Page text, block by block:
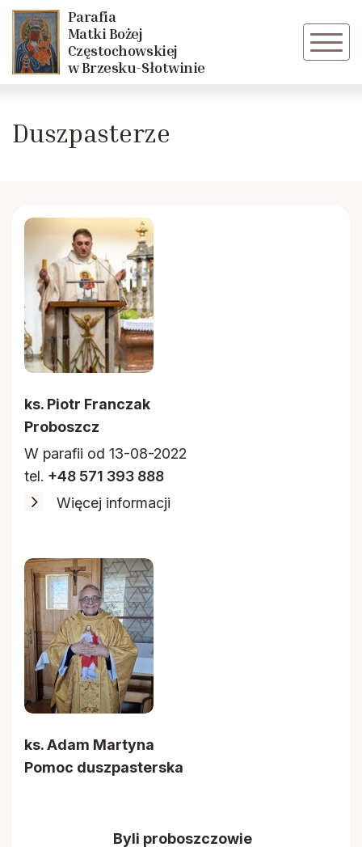
Parafia
Matki Bożej
Częstochowskiej
w Brzesku-Słotwinie
O parafii
Duszpasterze
Historia
Kalendarium
Liturgiczna Służba Ołtarza
Róże Różańcowe
Duszpasterze
ks. Piotr Franczak
Proboszcz
W parafii od 13-08-2022
tel. +48 571 393 888
Więcej informacji
ks. Adam Martyna
Pomoc duszpasterska
Byli proboszczowie